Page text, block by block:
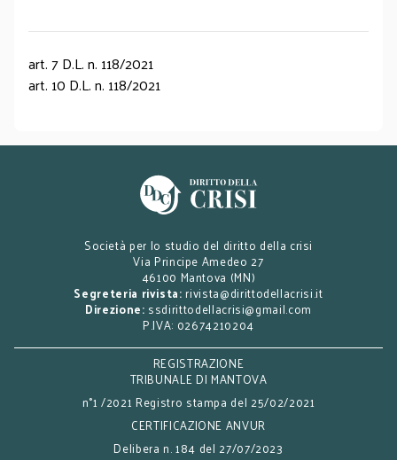
art. 7 D.L. n. 118/2021
art. 10 D.L. n. 118/2021
Società per lo studio del diritto della crisi
Via Principe Amedeo 27
46100 Mantova (MN)
Segreteria rivista: rivista@dirittodellacrisi.it
Direzione: ssdirittodellacrisi@gmail.com
P.IVA: 02674210204
REGISTRAZIONE
TRIBUNALE DI MANTOVA
n°1 /2021 Registro stampa del 25/02/2021
CERTIFICAZIONE ANVUR
Delibera n. 184 del 27/07/2023